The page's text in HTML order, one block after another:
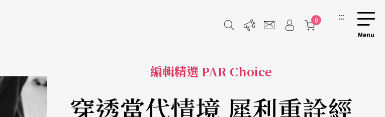
0 :::
編輯精選 PAR Choice
穿透當代情境 犀利重詮經